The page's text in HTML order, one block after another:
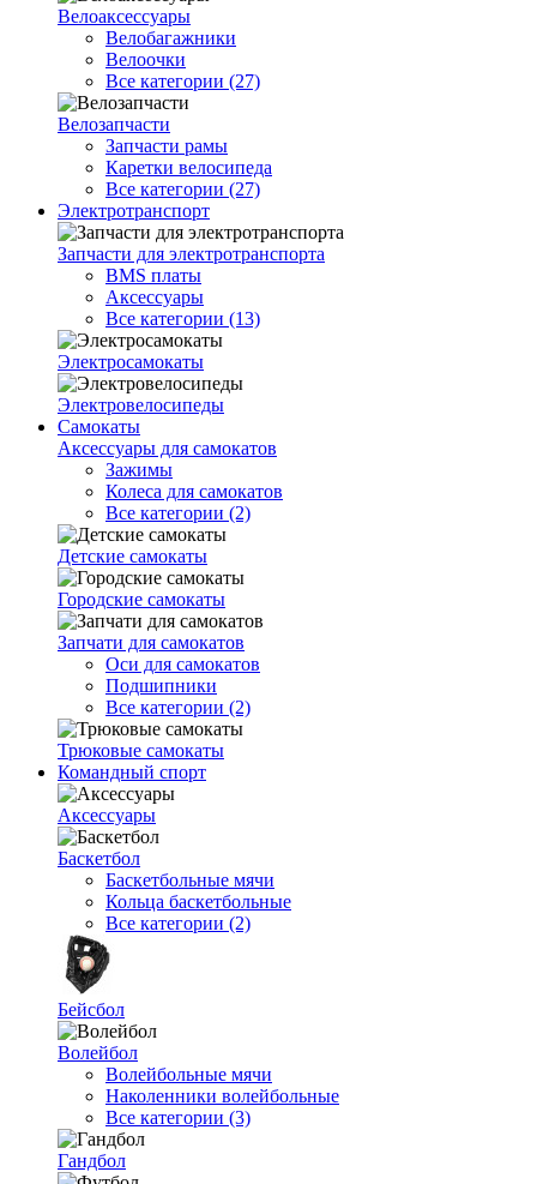
Велоаксессуары
Велобагажники
Велоочки
Все категории (27)
Велозапчасти
Запчасти рамы
Каретки велосипеда
Все категории (27)
Электротранспорт
Запчасти для электротранспорта
BMS платы
Аксессуары
Все категории (13)
Электросамокаты
Электровелосипеды
Самокаты
Аксессуары для самокатов
Зажимы
Колеса для самокатов
Все категории (2)
Детские самокаты
Городские самокаты
Запчати для самокатов
Оси для самокатов
Подшипники
Все категории (2)
Трюковые самокаты
Командный спорт
Аксессуары
Баскетбол
Баскетбольные мячи
Кольца баскетбольные
Все категории (2)
Бейсбол
Волейбол
Волейбольные мячи
Наколенники волейбольные
Все категории (3)
Гандбол